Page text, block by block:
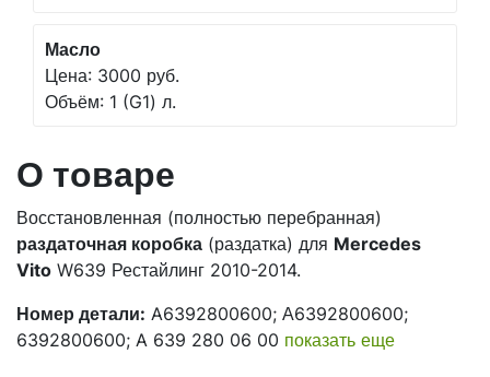
О товаре
Восстановленная (полностью перебранная)
раздаточная коробка (раздатка) для Mercedes
Vito W639 Рестайлинг 2010-2014.
Номер детали: A6392800600; А6392800600;
6392800600; A 639 280 06 00 показать еще
Масло
Цена: 3000 руб.
Объём: 1 (G1) л.